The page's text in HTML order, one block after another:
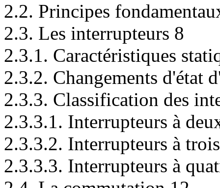
2.2. Principes
2.3. Les interrupteurs 8
2.3.1. Caractéristiques
2.3.2. Changements d'état
2.3.3. Classification des
2.3.3.1. Interrupteurs à
2.3.3.2. Interrupteurs à
2.3.3.3. Interrupteurs à